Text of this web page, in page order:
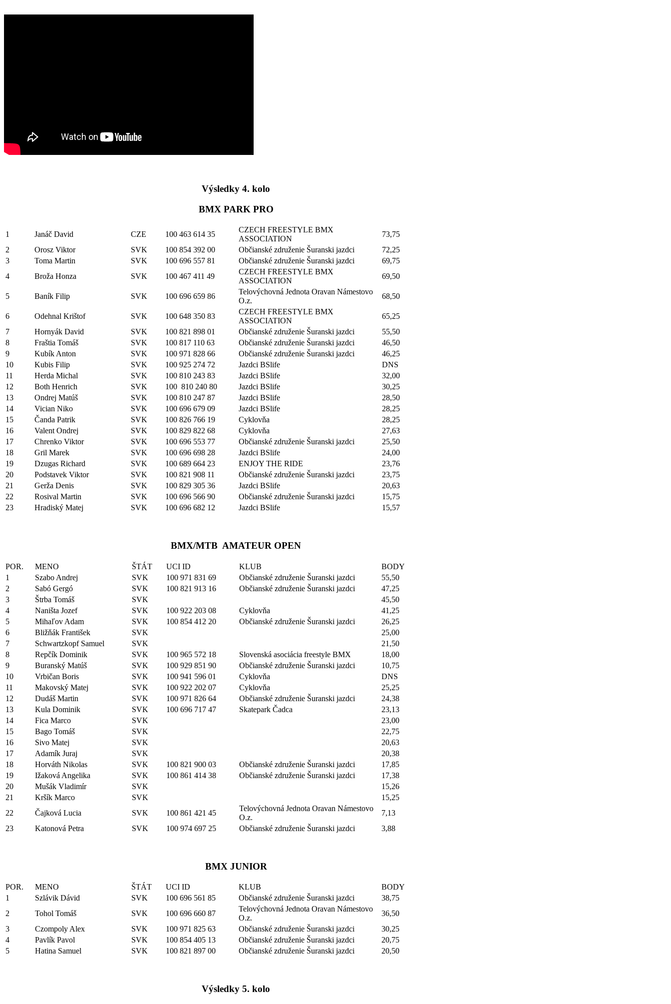
Výsledky 4. kolo
BMX PARK PRO
1 Janáč David CZE 100 463 614 35
CZECH FREESTYLE BMX
ASSOCIATION
73,75
2
Orosz Viktor SVK 100 854 392 00 Občianské združenie Šuranski jazdci
72,25
3
Toma Martin SVK 100 696 557 81 Občianské združenie Šuranski jazdci
69,75
4
Broža Honza SVK 100 467 411 49
CZECH FREESTYLE BMX
ASSOCIATION
69,50
5 Baník Filip SVK 100 696 659 86
Telovýchovná Jednota Oravan Námestovo
O.z.
68,50
6 Odehnal Krištof SVK 100 648 350 83
CZECH FREESTYLE BMX
ASSOCIATION
65,25
7
Hornyák David SVK 100 821 898 01 Občianské združenie Šuranski jazdci
55,50
8
Fraštia Tomáš SVK 100 817 110 63 Občianské združenie Šuranski jazdci
46,50
9
Kubík Anton SVK 100 971 828 66 Občianské združenie Šuranski jazdci
46,25
10
Kubis Filip SVK 100 925 274 72 Jazdci BSlife
DNS
11
Herda Michal SVK 100 810 243 83 Jazdci BSlife
32,00
12
Both Henrich SVK 100 810 240 80 Jazdci BSlife
30,25
13
Ondrej Matúš SVK 100 810 247 87 Jazdci BSlife
28,50
14
Vician Niko SVK 100 696 679 09 Jazdci BSlife
28,25
15
Čanda Patrik SVK 100 826 766 19 Cyklovňa
28,25
16
Valent Ondrej SVK 100 829 822 68 Cyklovňa
27,63
17
Chrenko Viktor SVK 100 696 553 77 Občianské združenie Šuranski jazdci
25,50
18
Gril Marek SVK 100 696 698 28 Jazdci BSlife
24,00
19
Dzugas Richard SVK 100 689 664 23 ENJOY THE RIDE
23,76
20
Podstavek Viktor SVK 100 821 908 11 Občianské združenie Šuranski jazdci
23,75
21
Gerža Denis SVK 100 829 305 36 Jazdci BSlife
20,63
22
Rosival Martin SVK 100 696 566 90 Občianské združenie Šuranski jazdci
15,75
23
Hradiský Matej SVK 100 696 682 12 Jazdci BSlife 15,57
BMX/MTB AMATEUR OPEN
POR. MENO ŠTÁT UCI ID KLUB
BODY
1
Szabo Andrej SVK 100 971 831 69 Občianské združenie Šuranski jazdci
55,50
2
Sabó Gergó SVK 100 821 913 16 Občianské združenie Šuranski jazdci
47,25
3
Štrba Tomáš SVK
45,50
4
Naništa Jozef SVK 100 922 203 08 Cyklovňa
41,25
5
Mihaľov Adam SVK 100 854 412 20 Občianské združenie Šuranski jazdci
26,25
6
Bližňák František SVK
25,00
7
Schwartzkopf Samuel SVK
21,50
8
Repčík Dominik SVK 100 965 572 18 Slovenská asociácia freestyle BMX
18,00
9
Buranský Matúš SVK 100 929 851 90 Občianské združenie Šuranski jazdci
10,75
10
Vrbičan Boris SVK 100 941 596 01 Cyklovňa
DNS
11
Makovský Matej SVK 100 922 202 07 Cyklovňa
25,25
12
Dudáš Martin SVK 100 971 826 64 Občianské združenie Šuranski jazdci
24,38
13
Kula Dominik SVK 100 696 717 47 Skatepark Čadca
23,13
14
Fica Marco SVK
23,00
15
Bago Tomáš SVK
22,75
16
Sivo Matej SVK
20,63
17
Adamík Juraj SVK
20,38
18
Horváth Nikolas SVK 100 821 900 03 Občianské združenie Šuranski jazdci
17,85
19
Ižaková Angelika SVK 100 861 414 38 Občianské združenie Šuranski jazdci
17,38
20
Mušák Vladimír SVK
15,26
21
Kršík Marco SVK
15,25
22
Čajková Lucia SVK 100 861 421 45
Telovýchovná Jednota Oravan Námestovo
O.z.
7,13
23
Katonová Petra SVK 100 974 697 25 Občianské združenie Šuranski jazdci 3,88
BMX JUNIOR
POR. MENO ŠTÁT UCI ID KLUB
BODY
1
Szlávik Dávid SVK 100 696 561 85 Občianské združenie Šuranski jazdci
38,75
2
Tohol Tomáš SVK 100 696 660 87
Telovýchovná Jednota Oravan Námestovo
O.z.
36,50
3
Czompoly Alex SVK 100 971 825 63 Občianské združenie Šuranski jazdci
30,25
4
Pavlík Pavol SVK 100 854 405 13 Občianské združenie Šuranski jazdci
20,75
5
Hatina Samuel SVK 100 821 897 00 Občianské združenie Šuranski jazdci 20,50
Výsledky 5. kolo